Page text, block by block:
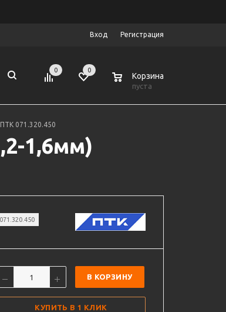
Вход Регистрация
0 0
Корзина
пуста
071.320.450
1,6мм)
071.320.450
В КОРЗИНУ
КУПИТЬ В 1 КЛИК